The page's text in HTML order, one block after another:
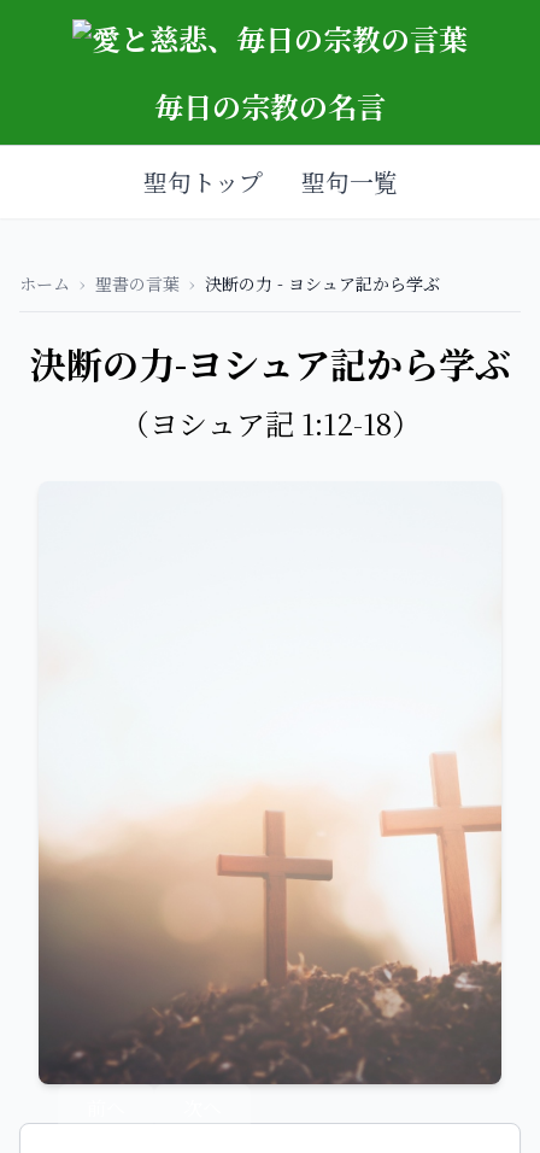
毎日の宗教の名言
聖句トップ 聖句一覧
ホーム › 聖書の言葉 › 決断の力 - ヨシュア記から学ぶ
決断の力-ヨシュア記から学ぶ
（ヨシュア記 1:12-18）